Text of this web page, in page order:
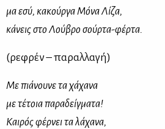
μα εσύ, κακούργα Μόνα Λίζα,
κάνεις στο Λούβρο σούρτα-φέρτα.
(ρεφρέν – παραλλαγή)
Με πιάνουνε τα χάχανα
με τέτοια παραδείγματα!
Καιρός φέρνει τα λάχανα,